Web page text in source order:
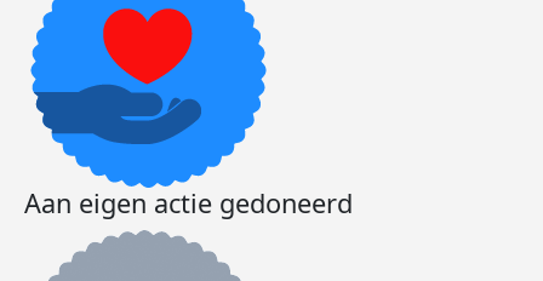
Aan eigen actie gedoneerd